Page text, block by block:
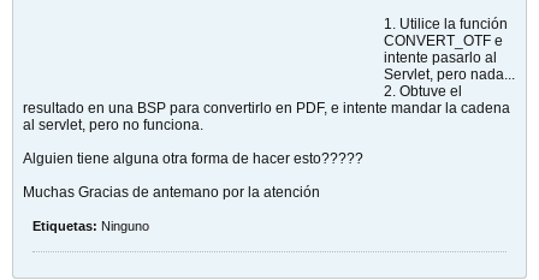
1. Utilice la función
CONVERT_OTF e
intente pasarlo al
Servlet, pero nada...
2. Obtuve el
resultado en una BSP para convertirlo en PDF, e intente mandar la cadena
al servlet, pero no funciona.
Alguien tiene alguna otra forma de hacer esto?????
Muchas Gracias de antemano por la atención
Etiquetas: Ninguno